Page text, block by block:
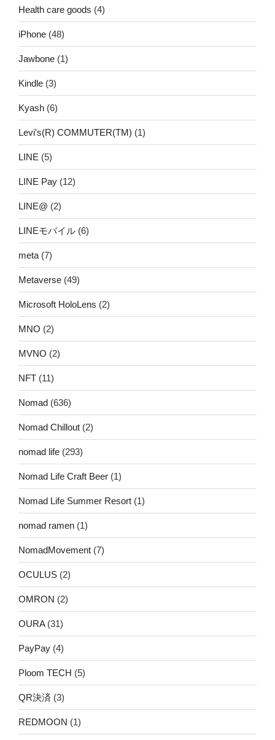
Health care goods (4)
iPhone (48)
Jawbone (1)
Kindle (3)
Kyash (6)
Levi's(R) COMMUTER(TM) (1)
LINE (5)
LINE Pay (12)
LINE@ (2)
LINEモバイル (6)
meta (7)
Metaverse (49)
Microsoft HoloLens (2)
MNO (2)
MVNO (2)
NFT (11)
Nomad (636)
Nomad Chillout (2)
nomad life (293)
Nomad Life Craft Beer (1)
Nomad Life Summer Resort (1)
nomad ramen (1)
NomadMovement (7)
OCULUS (2)
OMRON (2)
OURA(31)
PayPay (4)
Ploom TECH (5)
QR決済 (3)
REDMOON (1)